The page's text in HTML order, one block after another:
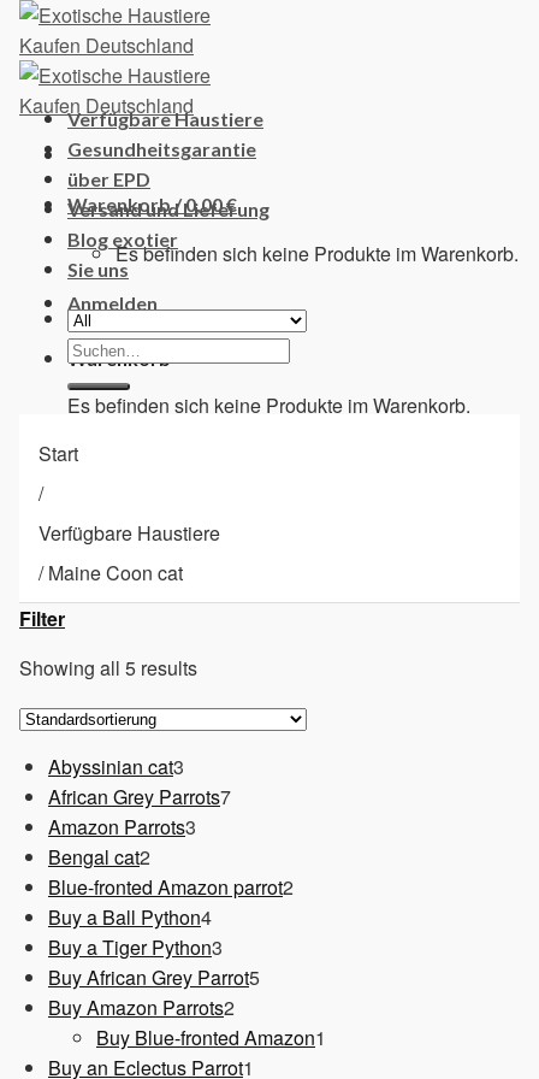
Skip
content
Warenkorb /0,00€
Es befinden sich keine Produkte im Warenkorb.
Anmelden
Warenkorb
Es befinden sich keine Produkte im Warenkorb.
Verfügbare Haustiere
Gesundheitsgarantie
über EPD
Versand und Lieferung
Blog exotier
Sie uns
Suchen
nach:
Start
/
Verfügbare Haustiere
/Maine Coon cat
Filter
Showing all 5 results
Abyssinian cat3
Produkte
African Grey Parrots77
Amazon Parrots3
Bengal cat22
Produkte
Blue-fronted Amazon parrot22
Buy a Ball Python44
Produkte
Buy a Tiger Python3
Produkte
Buy African Grey Parrot55
Buy Amazon Parrots22
Produkte
Buy Blue-fronted Amazon1
Buy an Eclectus Parrot1